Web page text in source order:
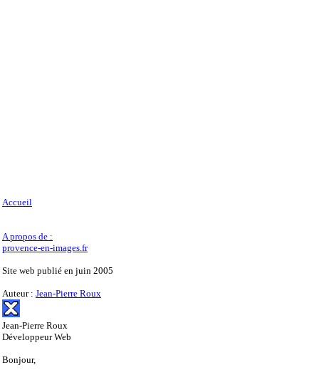
Accueil
A propos de :
provence-en-images.fr
Site web publié en juin 2005
Auteur : Jean-Pierre Roux
Jean-Pierre Roux
Développeur Web
Bonjour,